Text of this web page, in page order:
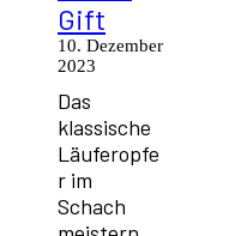
Gift
10. Dezember
2023
Das
klassische
Läuferopfe
r im
Schach